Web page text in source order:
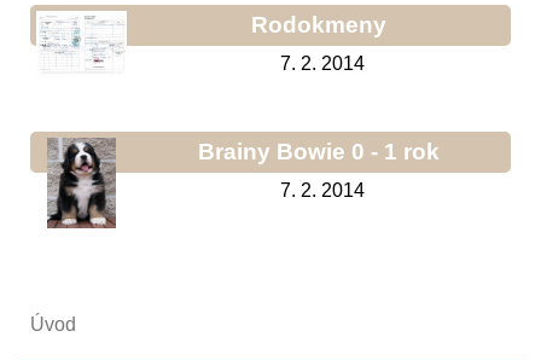
Rodokmeny
7. 2. 2014
Brainy Bowie 0 - 1 rok
7. 2. 2014
Úvod